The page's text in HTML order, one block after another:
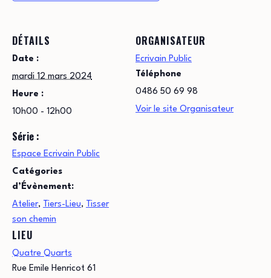
DÉTAILS
Date :
mardi 12 mars 2024
Heure :
10h00 - 12h00
Série :
Espace Ecrivain Public
Catégories
d’Évènement:
Atelier, Tiers-Lieu, Tisser
son chemin
LIEU
Quatre Quarts
Rue Emile Henricot 61
ORGANISATEUR
Ecrivain Public
Téléphone
0486 50 69 98
Voir le site Organisateur